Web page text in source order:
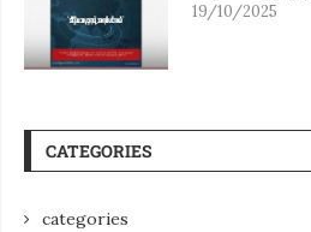
19/10/2025
CATEGORIES
categories